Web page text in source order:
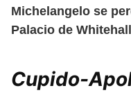
Michelangelo se
Palacio de
Cupido-